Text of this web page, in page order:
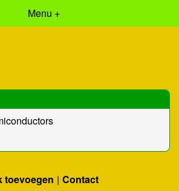
Menu +
toevoegen Contact